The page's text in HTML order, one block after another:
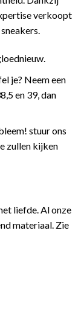
verkoopt
je? Neem een
en 39, dan
stuur ons
zullen kijken
liefde. Al onze
materiaal. Zie